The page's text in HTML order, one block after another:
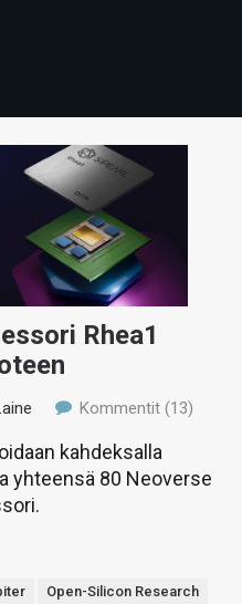
Rhea1
Kommentit (13)
kahdeksalla
yhteensä 80 Neoverse
Open-Silicon Research